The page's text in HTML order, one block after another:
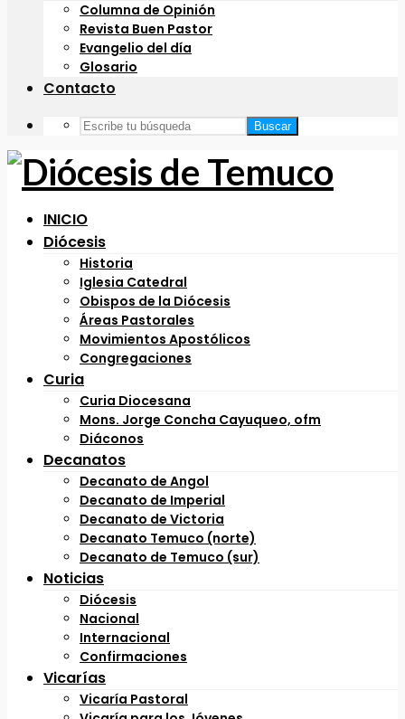
Columna de Opinión
Revista Buen Pastor
Evangelio del día
Glosario
Contacto
Buscar
INICIO
Diócesis
Historia
Iglesia Catedral
Obispos de la Diócesis
Áreas Pastorales
Movimientos Apostólicos
Congregaciones
Curia
Curia Diocesana
Mons. Jorge Concha Cayuqueo, ofm
Diáconos
Decanatos
Decanato de Angol
Decanato de Imperial
Decanato de Victoria
Decanato Temuco (norte)
Decanato de Temuco (sur)
Noticias
Diócesis
Nacional
Internacional
Confirmaciones
Vicarías
Vicaría Pastoral